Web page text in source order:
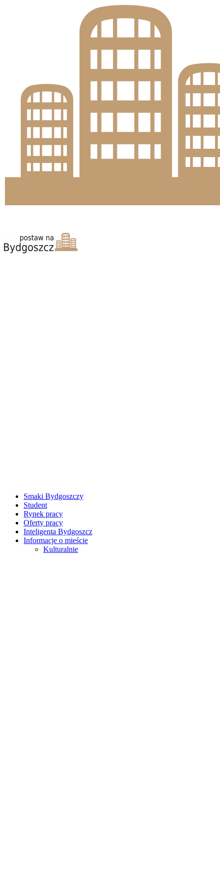
Smaki Bydgoszczy
Student
Rynek pracy
Oferty pracy
Inteligenta Bydgoszcz
Informacje o mieście
Kulturalnie